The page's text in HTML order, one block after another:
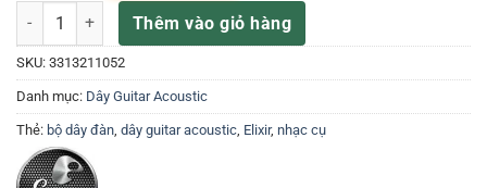
ELIXIR 11052 Dây đàn Guitar acoustics số lượng
Thêm vào giỏ hàng
SKU: 3313211052
Danh mục: Dây Guitar Acoustic
Thẻ: bộ dây đàn, dây guitar acoustic, Elixir, nhạc cụ